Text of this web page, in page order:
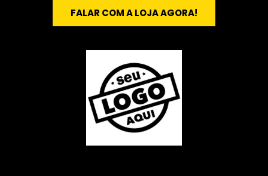
FALAR COM A LOJA AGORA!